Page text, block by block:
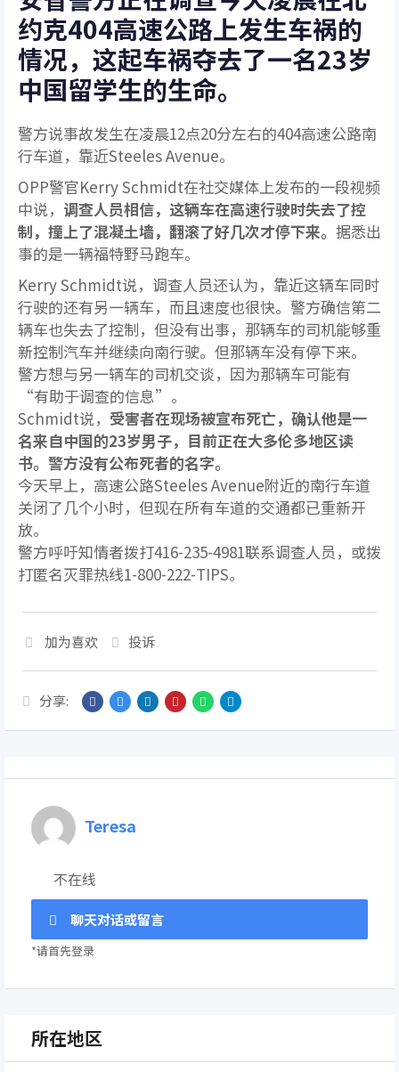
约克404高速公路上发生车祸的
情况，这起车祸夺去了一名23岁
中国留学生的生命。
警方说事故发生在凌晨12点20分左右的404高速公路南
行车道，靠近Steeles Avenue。
OPP警官Kerry Schmidt在社交媒体上发布的一段视频
中说， 调查人员相信，这辆车在高速行驶时失去了控
制，撞上了混凝土墙，翻滚了好几次才停下来。 据悉出
事的是一辆福特野马跑车。
Kerry Schmidt说，调查人员还认为，靠近这辆车同时
行驶的还有另一辆车，而且速度也很快。警方确信第二
辆车也失去了控制，但没有出事，那辆车的司机能够重
新控制汽车并继续向南行驶。但那辆车没有停下来。
警方想与另一辆车的司机交谈，因为那辆车可能有
“有助于调查的信息”。
Schmidt说， 受害者在现场被宣布死亡，确认他是一
名来自中国的23岁男子，目前正在大多伦多地区读
书。警方没有公布死者的名字。
今天早上，高速公路Steeles Avenue附近的南行车道
关闭了几个小时，但现在所有车道的交通都已重新开
放。
警方呼吁知情者拨打416-235-4981联系调查人员，或拨
打匿名灭罪热线1-800-222-TIPS。
加为喜欢 投诉
分享:
Teresa
不在线
聊天对话或留言
*请首先登录
所在地区